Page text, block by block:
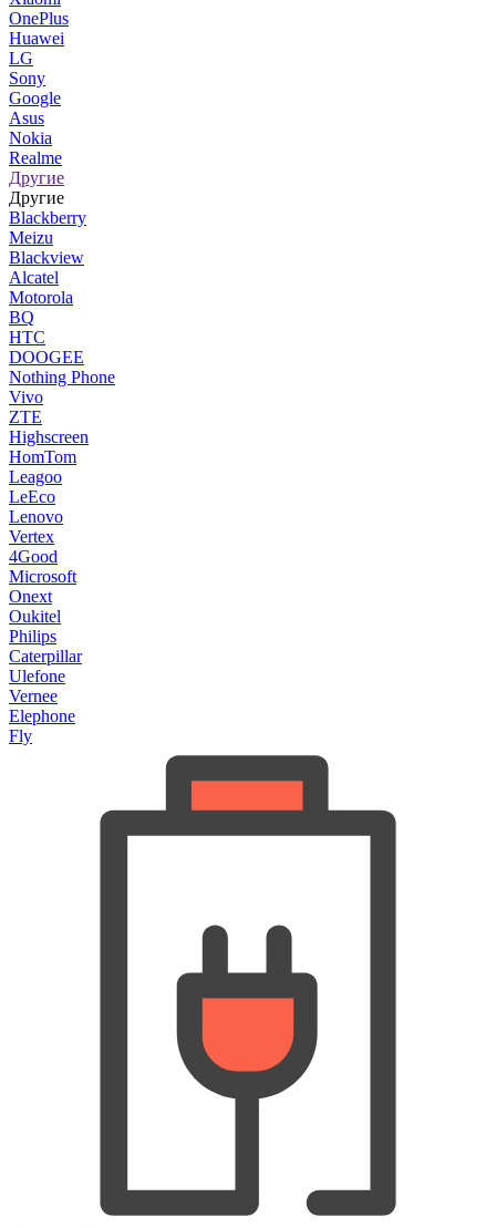
OnePlus
Huawei
LG
Sony
Google
Asus
Nokia
Realme
Другие
Другие
Blackberry
Meizu
Blackview
Alcatel
Motorola
BQ
HTC
DOOGEE
Nothing Phone
Vivo
ZTE
Highscreen
HomTom
Leagoo
LeEco
Lenovo
Vertex
4Good
Microsoft
Onext
Oukitel
Philips
Caterpillar
Ulefone
Vernee
Elephone
Fly